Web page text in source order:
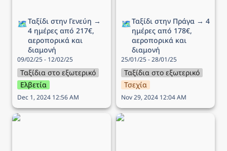
🗺️Ταξίδι στην Γενεύη →
4 ημέρες από 217€,
αεροπορικά και
διαμονή
09/02/25 - 12/02/25
Ταξίδια στο εξωτερικό
Ελβετία
Dec 1, 2024 12:56 AM
🗺️Ταξίδι στην Πράγα → 4
ημέρες από 178€,
αεροπορικά και
διαμονή
25/01/25 - 28/01/25
Ταξίδια στο εξωτερικό
Τσεχία
Nov 29, 2024 12:04 AM
Ταξίδι στο Άμστερνταμ →
Ταξίδι στην Λιουμπλιάνα